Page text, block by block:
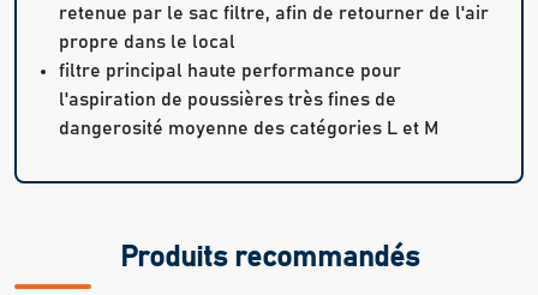
retenue par le sac filtre, afin de retourner de l'air
propre dans le local
filtre principal haute performance pour
l'aspiration de poussières très fines de
dangerosité moyenne des catégories L et M
Produits recommandés